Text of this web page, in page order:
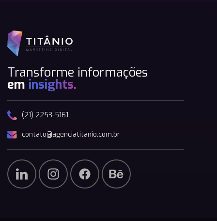
Transforme informações
em insights.
(21) 2253-5161
contato@agenciatitanio.com.br